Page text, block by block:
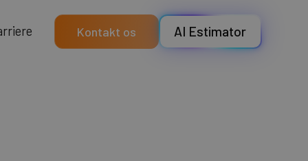
rriere Kontakt os AI Estimator